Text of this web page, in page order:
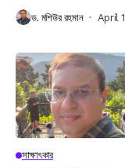
ড. মশিউর রহমান April
সাক্ষাৎকার